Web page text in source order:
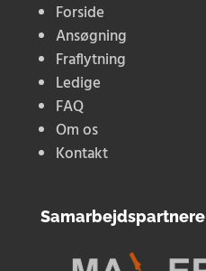
Forside
Ansøgning
Fraflytning
Ledige
FAQ
Om os
Kontakt
Samarbejdspartnere